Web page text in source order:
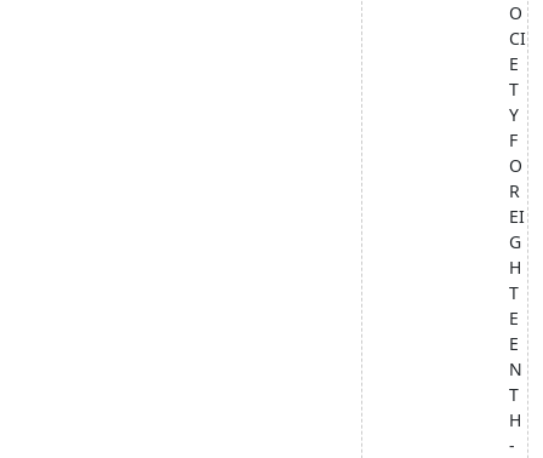
O
CI
E
T
Y
F
O
R
EI
G
H
T
E
E
N
T
H
-